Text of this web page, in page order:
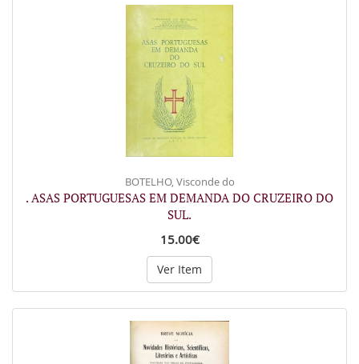
BOTELHO, Visconde do
. ASAS PORTUGUESAS EM DEMANDA DO CRUZEIRO DO
SUL.
15.00€
Ver Item